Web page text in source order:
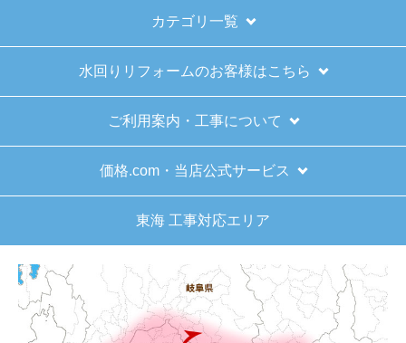
予定の期日までに商品が届きましたか？
はい
【注文商品】給湯器 【注文時期】2025
年11月頃（モバイルから）
【このショップを選んだ理由は？】
キッチン混合栓に続いて2回目の利用です。価格が
リーズナブルで、HPの構成から見てしっかりして
カテゴリ一覧
水回りリフォームのお客様はこちら
ご利用案内・工事について
価格.com・当店公式サービス
東海 工事対応エリア